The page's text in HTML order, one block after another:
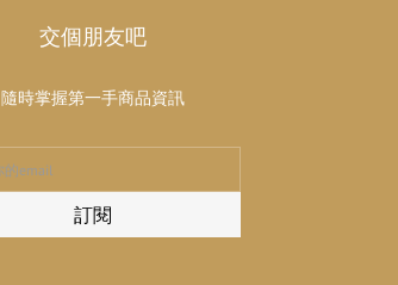
交個朋友吧
隨時掌握第一手商品資訊
訂閱